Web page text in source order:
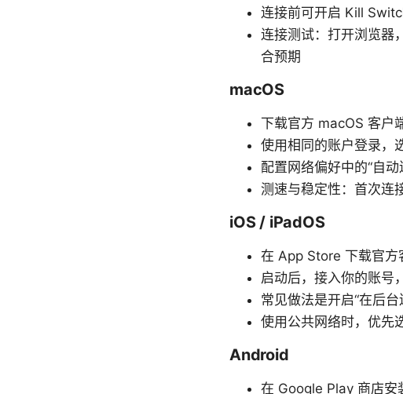
连接前可开启 Kill
连接测试：打开浏览器
合预期
macOS
下载官方 macOS 客户
使用相同的账户登录，
配置网络偏好中的“自
测速与稳定性：首次连
iOS / iPadOS
在 App Store 下载官方
启动后，接入你的账号
常见做法是开启“在后台
使用公共网络时，优先
Android
在 Google Play 商店安